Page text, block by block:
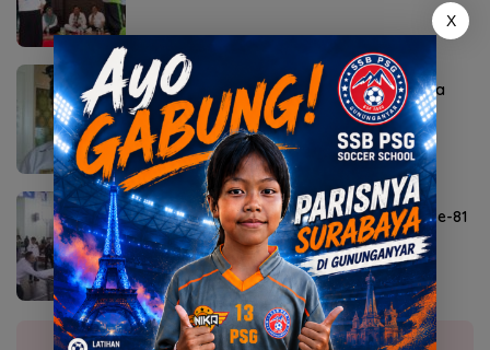
Agustus 6, 2026
Sekda Karangasem I Ketut Sedana Merta
Diperiksa Kejari
Agustus 6, 2026
Lomba Agustusan Semarakkan HUT RI ke-81
di Mojokerto
Selengkapnya
X